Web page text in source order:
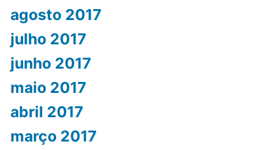
agosto 2017
julho 2017
junho 2017
maio 2017
abril 2017
março 2017